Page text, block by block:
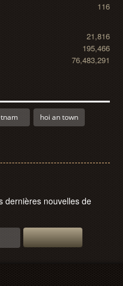
116
21,816
195,466
76,483,291
hoi an town
dernières nouvelles de